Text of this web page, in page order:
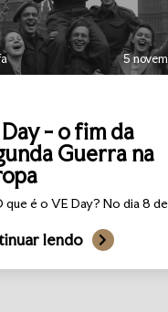
5
- o fim da
Guerra na
que é o VE Day? No dia 8
lendo